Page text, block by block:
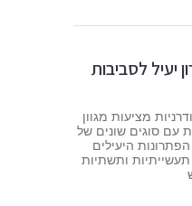
יעיל לסביבות
מציעות מגוון
עם סוגים שונים של
היעילים
ותשתיות